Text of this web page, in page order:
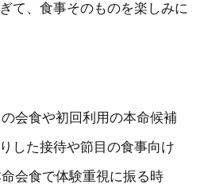
て、食事そのものを楽しみに
会食や初回利用の本命候補
した接待や節目の食事向け
会食で体験重視に振る時